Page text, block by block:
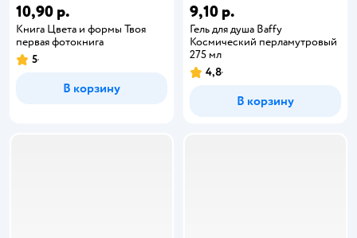
10,90 р.
Книга Цвета и формы Твоя
первая фотокнига
5
В корзину
9,10 р.
Гель для душа Baffy
Космический перламутровый
275 мл
4,8
В корзину